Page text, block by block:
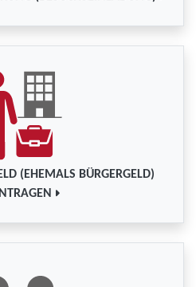
(EHEMALS BÜRGERGELD)